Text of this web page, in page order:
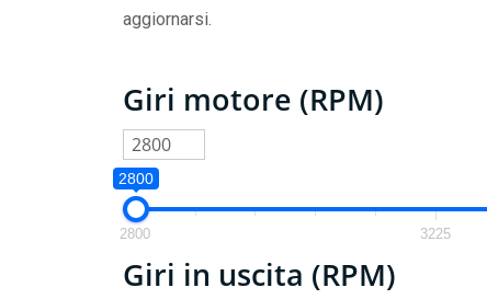
aggiornarsi.
Giri motore (RPM)
2800
2800 3225
Giri in uscita (RPM)